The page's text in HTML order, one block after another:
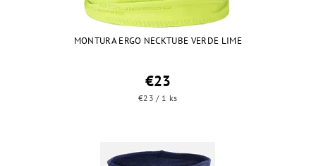
MONTURA ERGO NECKTUBE VERDE LIME
€23
€23 / 1 ks